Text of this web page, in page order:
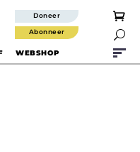
Doneer
Abonneer 
WEBSHOP